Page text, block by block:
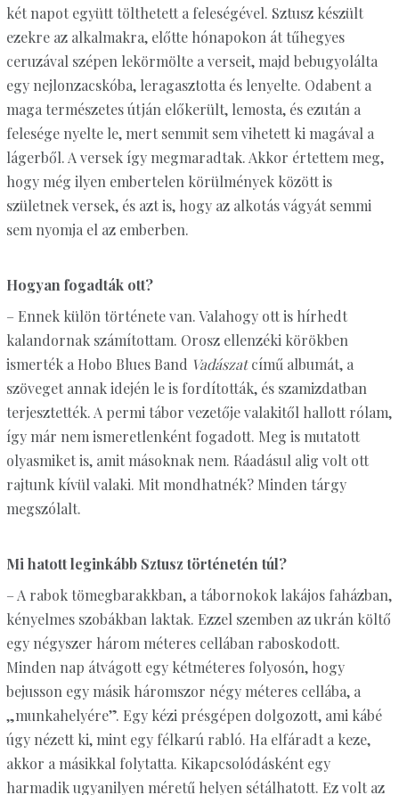
két napot együtt tölthetett a feleségével. Sztusz készült
ezekre az alkalmakra, előtte hónapokon át tűhegyes
ceruzával szépen lekörmölte a verseit, majd bebugyolálta
egy nejlonzacskóba, leragasztotta és lenyelte. Odabent a
maga természetes útján előkerült, lemosta, és ezután a
felesége nyelte le, mert semmit sem vihetett ki magával a
lágerből. A versek így megmaradtak. Akkor értettem meg,
hogy még ilyen embertelen körülmények között is
születnek versek, és azt is, hogy az alkotás vágyát semmi
sem nyomja el az emberben.
Hogyan fogadták ott?
– Ennek külön története van. Valahogy ott is hírhedt
kalandornak számítottam. Orosz ellenzéki körökben
ismerték a Hobo Blues Band Vadászatcímű albumát, a
szöveget annak idején le is fordították, és szamizdatban
terjesztették. A permi tábor vezetője valakitől hallott rólam,
így már nem ismeretlenként fogadott. Meg is mutatott
olyasmiket is, amit másoknak nem. Ráadásul alig volt ott
rajtunk kívül valaki. Mit mondhatnék? Minden tárgy
megszólalt.
Mi hatott leginkább Sztusz történetén túl?
– A rabok tömegbarakkban, a tábornokok lakájos faházban,
kényelmes szobákban laktak. Ezzel szemben az ukrán költő
egy négyszer három méteres cellában raboskodott.
Minden nap átvágott egy kétméteres folyosón, hogy
bejusson egy másik háromszor négy méteres cellába, a
„munkahelyére”. Egy kézi présgépen dolgozott, ami kábé
úgy nézett ki, mint egy félkarú rabló. Ha elfáradt a keze,
akkor a másikkal folytatta. Kikapcsolódásként egy
harmadik ugyanilyen méretű helyen sétálhatott. Ez volt az